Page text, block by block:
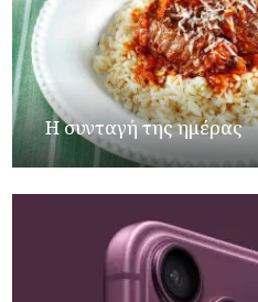
Η συνταγή της ημέρας